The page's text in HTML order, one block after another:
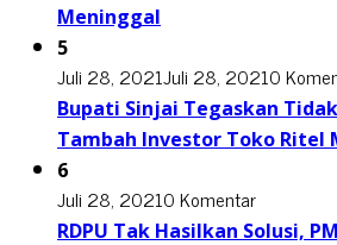
Meninggal
5
Juli 28, 2021Juli 28, 20210
Bupati Sinjai Tegaskan
Tambah Investor Toko Ritel
6
Juli 28, 20210 Komentar
RDPU Tak Hasilkan Solusi,